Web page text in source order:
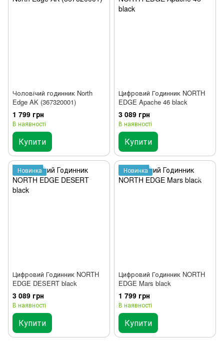
Чоловічий годинник North
Edge AK (367320001)
1 799 грн
В наявності
Купити
Цифровий Годинник NORTH
EDGE Apache 46 black
3 089 грн
В наявності
Купити
Новинка
Цифровий Годинник NORTH
EDGE DESERT black
3 089 грн
В наявності
Купити
Новинка
Цифровий Годинник NORTH
EDGE Mars black
1 799 грн
В наявності
Купити